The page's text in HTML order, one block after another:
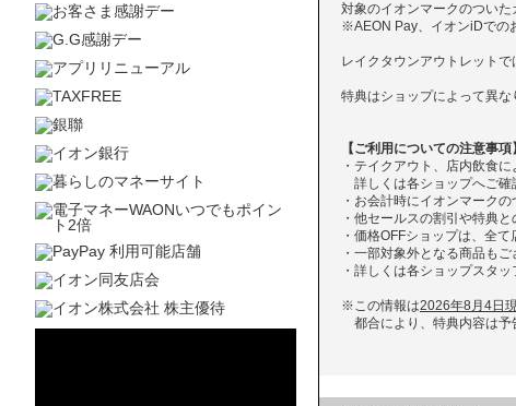
対象のイオンマークのついた
※AEON Pay、イオンiDでの
レイクタウンアウトレット
特典はショップによって異な
【ご利用についての注意事項】
・テイクアウト、店内飲食
詳しくは各ショップへご確
・お会計時にイオンマーク
・他セールスの割引や特典と
・価格OFFショップは、全
・一部対象外となる商品もご
・詳しくは各ショップスタ
※この情報は2026年8月4日
都合により、特典内容は予